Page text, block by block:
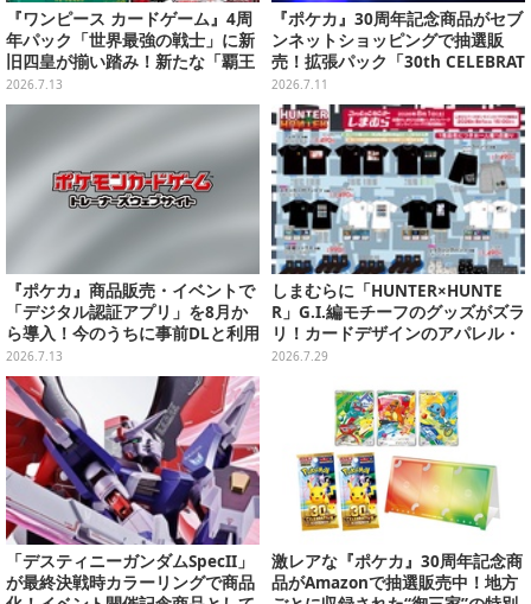
『ワンピース カードゲーム』4周
年パック「世界最強の戦士」に新
旧四皇が揃い踏み！新たな「覇王
色SP」のゾロ、ヤマトなど28枚も
の新カード一挙公開
2026.7.13
『ポケカ』30周年記念商品がセブ
ンネットショッピングで抽選販
売！拡張パック「30th CELEBRAT
ION」と「エーフィ・ブラッキー
セット」が対象
2026.7.11
『ポケカ』商品販売・イベントで
「デジタル認証アプリ」を8月か
ら導入！今のうちに事前DLと利用
登録をお願い
2026.7.13
しまむらに「HUNTER×HUNTE
R」G.I.編モチーフのグッズがズラ
リ！カードデザインのアパレル・
雑貨、ゴレイヌの「オレが3人分
2026.7.29
「デスティニーガンダムSpecII」
が最終決戦時カラーリングで商品
激レアな『ポケカ』30周年記念商
品がAmazonで抽選販売中！地方